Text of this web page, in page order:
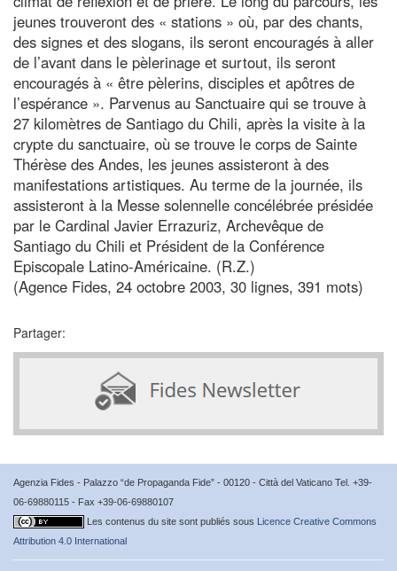
jeunes trouveront des « stations » où, par des chants,
des signes et des slogans, ils seront encouragés à aller
de l’avant dans le pèlerinage et surtout, ils seront
encouragés à « être pèlerins, disciples et apôtres de
l’espérance ». Parvenus au Sanctuaire qui se trouve à
27 kilomètres de Santiago du Chili, après la visite à la
crypte du sanctuaire, où se trouve le corps de Sainte
Thérèse des Andes, les jeunes assisteront à des
manifestations artistiques. Au terme de la journée, ils
assisteront à la Messe solennelle concélébrée présidée
par le Cardinal Javier Errazuriz, Archevêque de
Santiago du Chili et Président de la Conférence
Episcopale Latino-Américaine. (R.Z.)
(Agence Fides, 24 octobre 2003, 30 lignes, 391 mots)
Partager:
Agenzia Fides - Palazzo “de Propaganda Fide” - 00120 - Città del Vaticano Tel. +39-
06-69880115 - Fax +39-06-69880107
Les contenus du site sont publiés sous Licence Creative Commons
Attribution 4.0 International